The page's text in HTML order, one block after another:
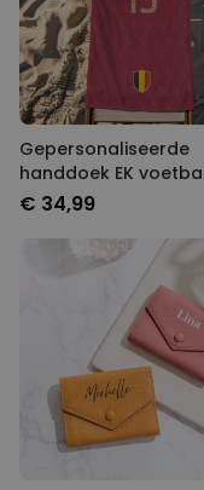
Gepersonaliseerde
handdoek EK
€ 34,99